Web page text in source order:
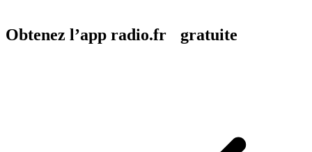
Obtenez l’app radio.fr gratuite